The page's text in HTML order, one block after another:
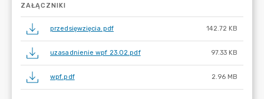
ZAŁĄCZNIKI
przedsięwzięcia.pdf 142.72 KB
uzasadnienie wpf 23.02.pdf 97.33 KB
wpf.pdf 2.96 MB